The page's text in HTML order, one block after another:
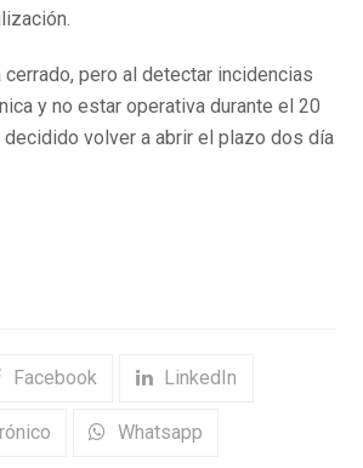
pero al detectar incidencias
y no estar operativa durante el 20
decidido volver a abrir el plazo dos día
Facebook LinkedIn
Whatsapp